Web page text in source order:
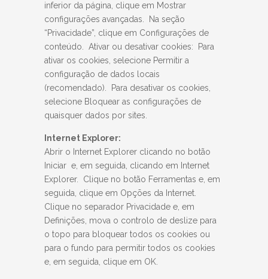
inferior da página, clique em Mostrar
configurações avançadas. Na seção
“Privacidade”, clique em Configurações de
conteúdo. Ativar ou desativar cookies: Para
ativar os cookies, selecione Permitir a
configuração de dados locais
(recomendado). Para desativar os cookies,
selecione Bloquear as configurações de
quaisquer dados por sites.
Internet Explorer:
Abrir o Internet Explorer clicando no botão
Iniciar e, em seguida, clicando em Internet
Explorer. Clique no botão Ferramentas e, em
seguida, clique em Opções da Internet.
Clique no separador Privacidade e, em
Definições, mova o controlo de deslize para
o topo para bloquear todos os cookies ou
para o fundo para permitir todos os cookies
e, em seguida, clique em OK.